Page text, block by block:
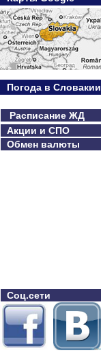
Погода в Словакии
Расписание ЖД
Акции и СПО
Обмен валюты
Соц.сети